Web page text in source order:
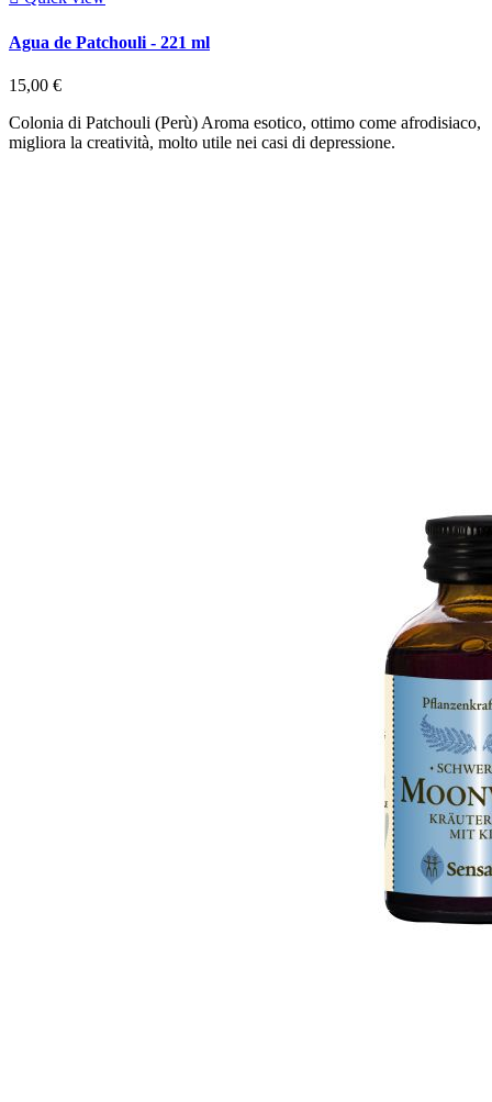
Agua de Patchouli - 221 ml
15,00 €
Colonia di Patchouli (Perù) Aroma esotico, ottimo come afrodisiaco,
migliora la creatività, molto utile nei casi di depressione.